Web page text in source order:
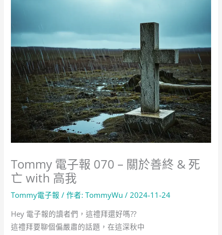
Tommy 電子報 070 – 關於善終 & 死
亡 with 高我
Tommy電子報 / 作者:TommyWu/ 2024-11-24
Hey 電子報的讀者們，這禮拜還好嗎??
這禮拜要聊個偏嚴肅的話題，在這深秋中